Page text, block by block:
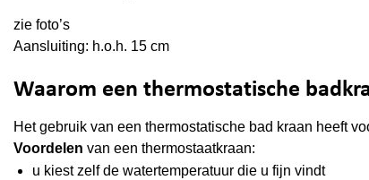
zie foto’s
Aansluiting: h.o.h. 15 cm
Waarom een thermostatische
Het gebruik van een thermostatische bad kraan heeft
Voordelen van een thermostaatkraan:
u kiest zelf de watertemperatuur die u fijn vindt